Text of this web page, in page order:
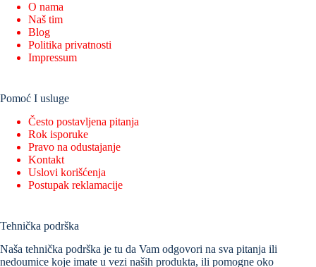
O nama
Naš tim
Blog
Politika privatnosti
Impressum
Pomoć I usluge
Često postavljena pitanja
Rok isporuke
Pravo na odustajanje
Kontakt
Uslovi korišćenja
Postupak reklamacije
Tehnička podrška
Naša tehnička podrška je tu da Vam odgovori na sva pitanja ili
nedoumice koje imate u vezi naših produkta, ili pomogne oko